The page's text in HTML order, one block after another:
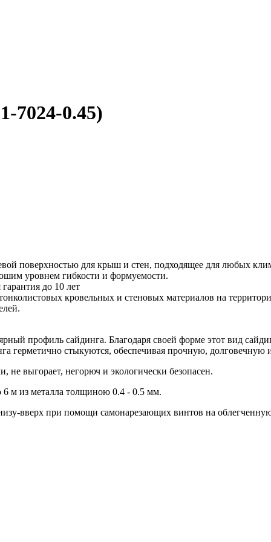
7024-0.45)
поверхностью для крыш и стен, подходящее для любых
уровнем гибкости и формуемости.
до 10 лет
кровельных и стеновых материалов на
профиль сайдинга. Благодаря своей форме этот вид
герметично стыкуются, обеспечивая прочную, долговечную
не выгорает, негорюч и экологически безопасен.
6 м из металла толщиною 0.4 - 0.5 мм.
вверх при помощи самонарезающих винтов на